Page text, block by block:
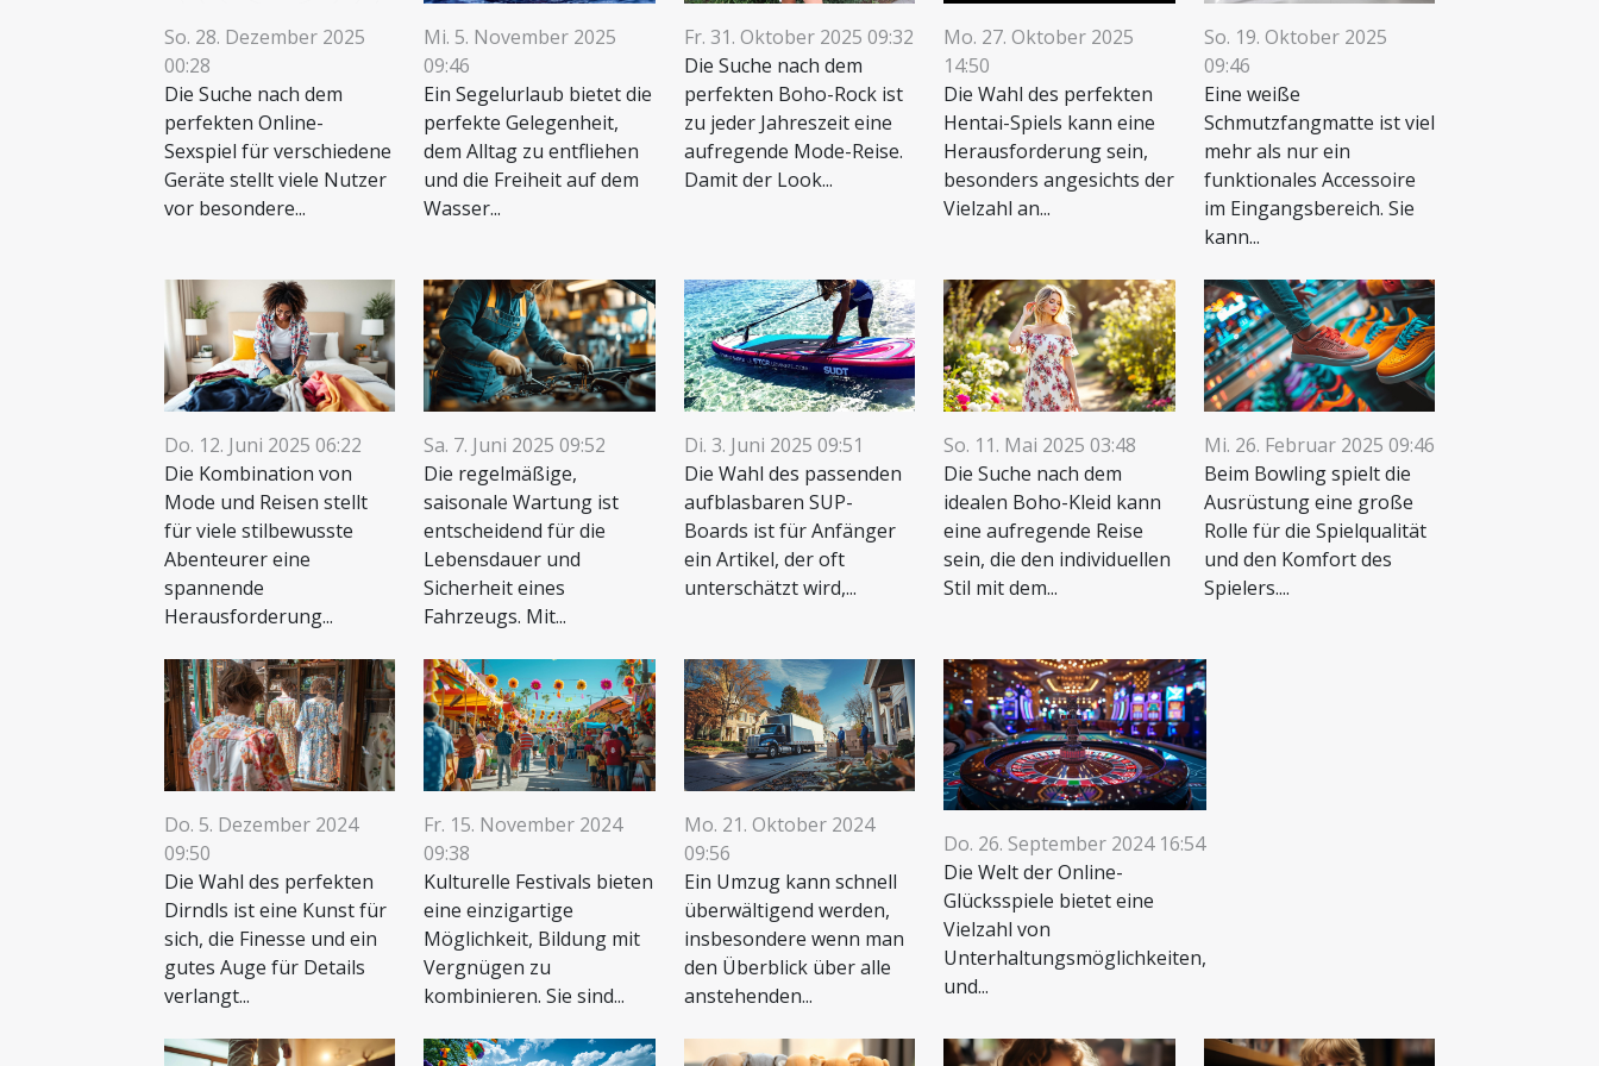
So. 28. Dezember 2025
00:28
Die Suche nach dem
perfekten Online-
Sexspiel für verschiedene
Geräte stellt viele Nutzer
vor besondere...
Mi. 5. November 2025
09:46
Ein Segelurlaub bietet die
perfekte Gelegenheit,
dem Alltag zu entfliehen
und die Freiheit auf dem
Wasser...
Fr. 31. Oktober 2025 09:32
Die Suche nach dem
perfekten Boho-Rock ist
zu jeder Jahreszeit eine
aufregende Mode-Reise.
Damit der Look...
Mo. 27. Oktober 2025
14:50
Die Wahl des perfekten
Hentai-Spiels kann eine
Herausforderung sein,
besonders angesichts der
Vielzahl an...
So. 19. Oktober 2025
09:46
Eine weiße
Schmutzfangmatte ist viel
mehr als nur ein
funktionales Accessoire
im Eingangsbereich. Sie
kann...
Do. 12. Juni 2025 06:22
Die Kombination von
Mode und Reisen stellt
für viele stilbewusste
Abenteurer eine
spannende
Herausforderung...
Sa. 7. Juni 2025 09:52
Die regelmäßige,
saisonale Wartung ist
entscheidend für die
Lebensdauer und
Sicherheit eines
Fahrzeugs. Mit...
Di. 3. Juni 2025 09:51
Die Wahl des passenden
aufblasbaren SUP-
Boards ist für Anfänger
ein Artikel, der oft
unterschätzt wird,...
So. 11. Mai 2025 03:48
Die Suche nach dem
idealen Boho-Kleid kann
eine aufregende Reise
sein, die den individuellen
Stil mit dem...
Mi. 26. Februar 2025 09:46
Beim Bowling spielt die
Ausrüstung eine große
Rolle für die Spielqualität
und den Komfort des
Spielers....
Do. 5. Dezember 2024
09:50
Die Wahl des perfekten
Dirndls ist eine Kunst für
sich, die Finesse und ein
gutes Auge für Details
verlangt...
Fr. 15. November 2024
09:38
Kulturelle Festivals bieten
eine einzigartige
Möglichkeit, Bildung mit
Vergnügen zu
kombinieren. Sie sind...
Mo. 21. Oktober 2024
09:56
Ein Umzug kann schnell
überwältigend werden,
insbesondere wenn man
den Überblick über alle
anstehenden...
Do. 26. September 2024 16:54
Die Welt der Online-
Glücksspiele bietet eine
Vielzahl von
Unterhaltungsmöglichkeiten,
und...